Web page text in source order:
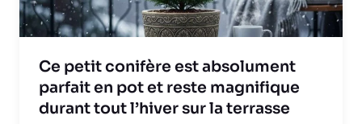
Ce petit conifère est absolument
parfait en pot et reste magnifique
durant tout l’hiver sur la terrasse